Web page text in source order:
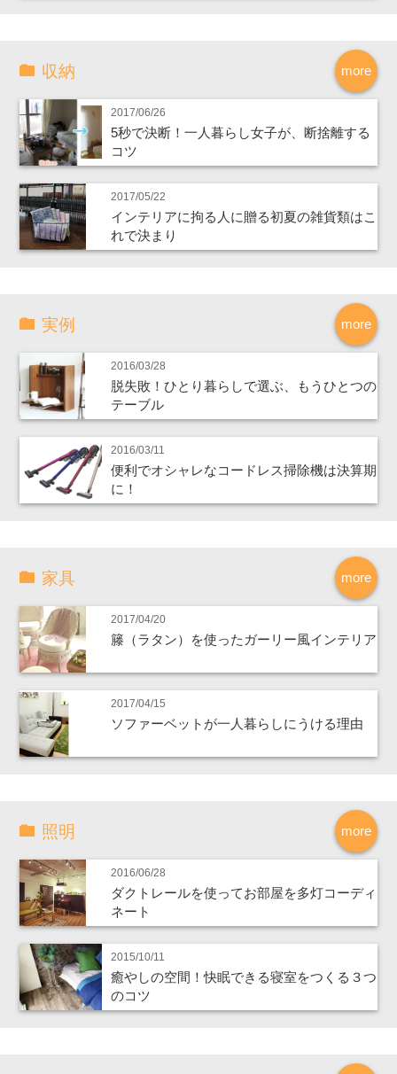
more
収納
2017/06/26
5秒で決断！一人暮らし女子が、断捨離する
コツ
2017/05/22
インテリアに拘る人に贈る初夏の雑貨類はこ
れで決まり
more
実例
2016/03/28
脱失敗！ひとり暮らしで選ぶ、もうひとつの
テーブル
2016/03/11
便利でオシャレなコードレス掃除機は決算期
に！
more
家具
2017/04/20
籐（ラタン）を使ったガーリー風インテリア
2017/04/15
ソファーベットが一人暮らしにうける理由
more
照明
2016/06/28
ダクトレールを使ってお部屋を多灯コーディ
ネート
2015/10/11
癒やしの空間！快眠できる寝室をつくる３つ
のコツ